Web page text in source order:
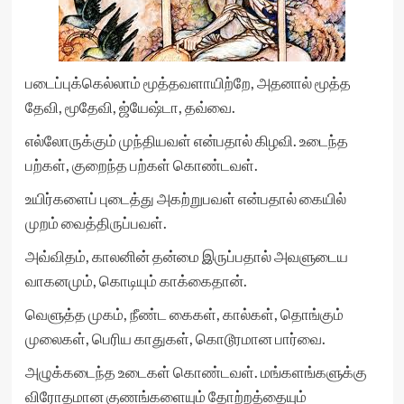
படைப்புக்கெல்லாம் மூத்தவளாயிற்றே, அதனால் மூத்த
தேவி, மூதேவி, ஜ்யேஷ்டா, தவ்வை.
எல்லோருக்கும் முந்தியவள் என்பதால் கிழவி. உடைந்த
பற்கள், குறைந்த பற்கள் கொண்டவள்.
உயிர்களைப் புடைத்து அகற்றுபவள் என்பதால் கையில்
முறம் வைத்திருப்பவள்.
அவ்விதம், காலனின் தன்மை இருப்பதால் அவளுடைய
வாகனமும், கொடியும் காக்கைதான்.
வெளுத்த முகம், நீண்ட கைகள், கால்கள், தொங்கும்
முலைகள், பெரிய காதுகள், கொடூரமான பார்வை.
அழுக்கடைந்த உடைகள் கொண்டவள். மங்களங்களுக்கு
விரோதமான குணங்களையும் தோற்றத்தையும்